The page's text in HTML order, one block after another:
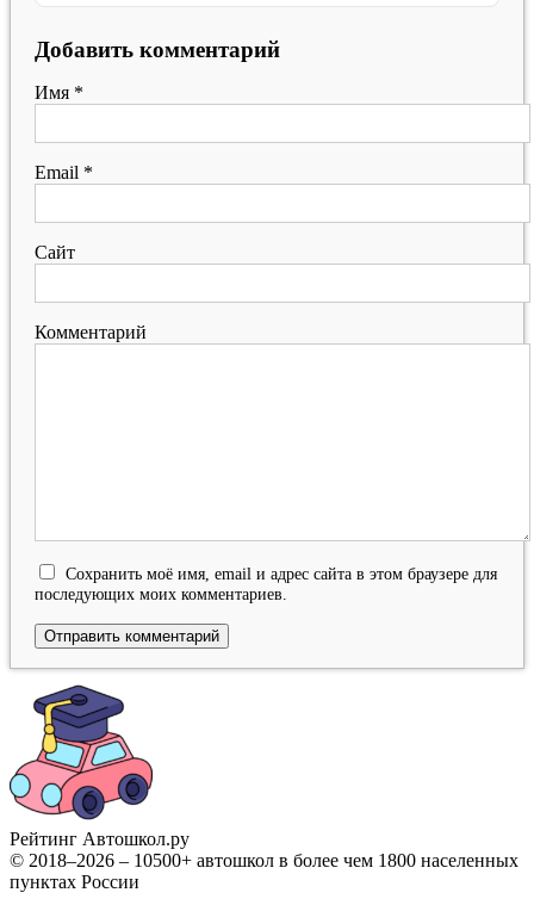
Добавить комментарий
Имя *
Email *
Сайт
Комментарий
Сохранить моё имя, email и адрес сайта в этом браузере для
последующих моих комментариев.
Рейтинг Автошкол.ру
© 2018–2026 – 10500+ автошкол в более чем 1800 населенных
пунктах России